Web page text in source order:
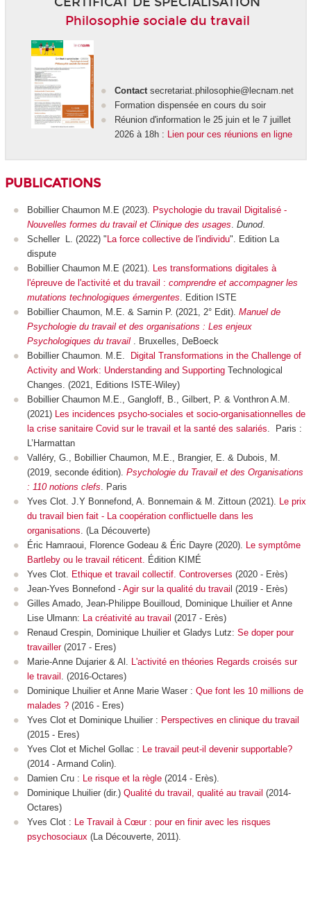
Philosophie sociale du travail
Contact secretariat.philosophie@lecnam.net
Formation dispensée en cours du soir
Réunion d'information le 25 juin et le 7 juillet
2026 à 18h :
Lien pour ces réunions en ligne
PUBLICATIONS
Bobillier Chaumon M.E (2023).
Psychologie du travail Digitalisé -
Nouvelles formes du travail et Clinique des usages Dunod.
Scheller L. (2022) " La force collective de l'individu". Edition La
dispute
Bobillier Chaumon M.E (2021).
Les transformations digitales à
l'épreuve de l'activité et du travail : comprendre et accompagner les
mutations technologiques émergentes . Edition ISTE
Bobillier Chaumon, M.E. & Sarnin P. (2021, 2° Edit). Manuel de
Psychologie du travail et des organisations : Les enjeux
Psychologiques du travail
. Bruxelles, DeBoeck
Bobillier Chaumon. M.E.
Digital Transformations in the Challenge of
Activity and Work: Understanding and Supporting Technological
Changes. (2021, Editions ISTE-Wiley)
Bobillier Chaumon M.E., Gangloff, B., Gilbert, P. & Vonthron A.M.
(2021)
Les incidences psycho-sociales et socio-organisationnelles de
la crise sanitaire Covid sur le travail et la santé des salariés . Paris :
L’Harmattan
Valléry, G., Bobillier Chaumon, M.E., Brangier, E. & Dubois, M.
(2019, seconde édition). Psychologie du Travail et des Organisations
: 110 notions clefs . Paris
Yves Clot. J.Y Bonnefond, A. Bonnemain & M. Zittoun (2021).
Le prix
du travail bien fait - La coopération conflictuelle dans les
organisations . (La Découverte)
Éric Hamraoui, Florence Godeau & Éric Dayre (2020).
Le symptôme
Bartleby ou le travail réticent.
Édition KIMÉ
Yves Clot.
Ethique et travail collectif. Controverses (2020 - Erès)
Jean-Yves Bonnefond - Agir sur la qualité du travai l (2019 - Erès)
Gilles Amado, Jean-Philippe Bouilloud, Dominique Lhuilier et Anne
Lise Ulmann:
La créativité au travail (2017 - Erès)
Renaud Crespin, Dominique Lhuilier et Gladys Lutz: Se doper pour
travailler (2017 - Eres)
Marie-Anne Dujarier & Al.
L'activité en théories Regards croisés sur
le travail
. (2016-Octares)
Dominique Lhuilier et Anne Marie Waser : Que font les 10 millions de
malades ? (2016 - Eres)
Yves Clot et Dominique Lhuilier : Perspectives en clinique du travail
(2015 - Eres)
Yves Clot et Michel Gollac :
Le travail peut-il devenir supportable?
(2014 - Armand Colin).
Damien Cru :
Le risque et la règle (2014 - Erès).
Dominique Lhuilier (dir.) Qualité du travail, qualité au travail (2014-
Octares)
Yves Clot :
Le Travail à Cœur : pour en finir avec les risques
psychosociaux (La Découverte, 2011).